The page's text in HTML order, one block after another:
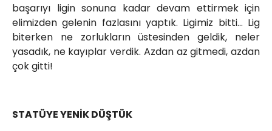
başarıyı ligin sonuna kadar devam ettirmek için
elimizden gelenin fazlasını yaptık. Ligimiz bitti… Lig
biterken ne zorlukların üstesinden geldik, neler
yasadık, ne kayıplar verdik. Azdan az gitmedi, azdan
çok gitti!
STATÜYE YENİK DÜŞTÜK